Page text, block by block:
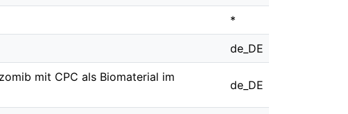
*
de_DE
mit CPC als Biomaterial im
de_DE